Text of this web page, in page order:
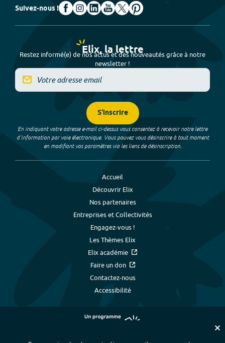
Suivez-nous !
Elix, la lettre
Restez informé(e) de nos actus et des nouveautés grâce à notre
newsletter !
S'inscrire
En indiquant votre adresse e-mail ci-dessus vous consentez à recevoir notre lettre
d’information par voie électronique. Vous pouvez vous désinscrire à tout moment
en modifiant vos paramètres via les liens de désinscription.
Accueil
Découvrir Elix
Nos partenaires
Entreprises et Collectivités
Engagez-vous !
Les Thèmes Elix
Elix académie
Faire un don
Contactez-nous
Accessibilité